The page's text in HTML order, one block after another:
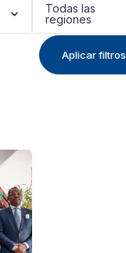
Todas las
regiones
Aplicar filtros